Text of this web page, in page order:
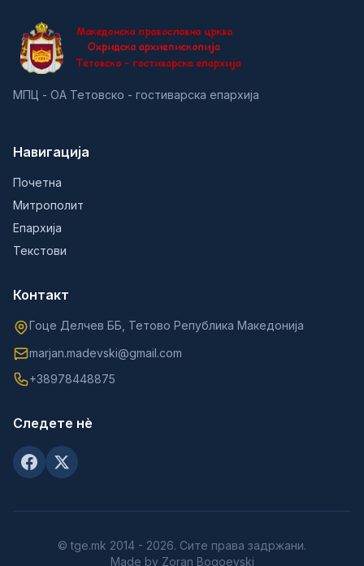
МПЦ - ОА Тетовско - гостиварска епархија
Навигација
Почетна
Митрополит
Епархија
Текстови
Контакт
Гоце Делчев ББ, Тетово Република Македонија
marjan.madevski@gmail.com
+38978448875
Следете нè
© tge.mk 2014 - 2026. Сите права задржани.
Made by Zoran Bogoevski